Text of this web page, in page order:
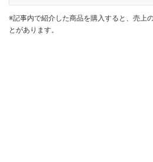
※記事内で紹介した商品を購入すると、売上
とがあります。